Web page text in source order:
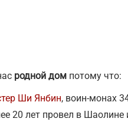
родной дом потому что:
Ши Янбин, воин-монах
20 лет провел в Шаолине